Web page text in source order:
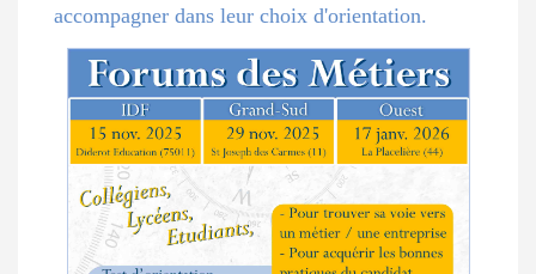
accompagner dans leur choix d'orientation.